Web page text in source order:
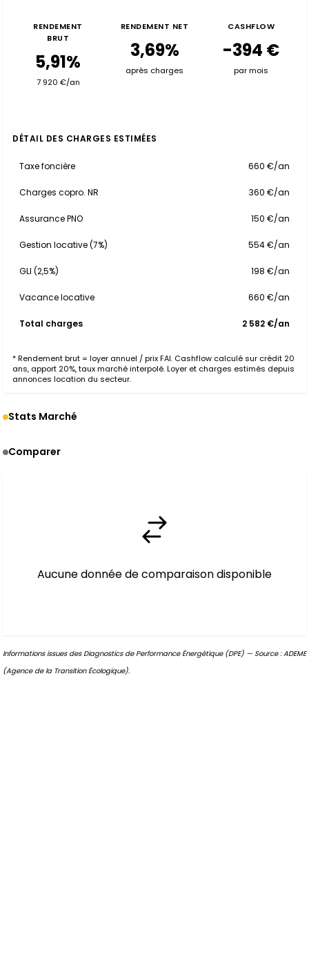
RENDEMENT
BRUT
5,91%
7 920 €/an
RENDEMENT NET
3,69%
après charges
CASHFLOW
-394 €
par mois
DÉTAIL DES CHARGES ESTIMÉES
Taxe foncière 660 €/an
Charges copro. NR 360 €/an
Assurance PNO 150 €/an
Gestion locative (7%) 554 €/an
GLI (2,5%) 198 €/an
Vacance locative 660 €/an
Total charges 2 582 €/an
* Rendement brut = loyer annuel / prix FAI. Cashflow calculé sur crédit 20
ans, apport 20%, taux marché interpolé. Loyer et charges estimés depuis
annonces location du secteur.
Stats Marché
Comparer
Aucune donnée de comparaison disponible
Informations issues des Diagnostics de Performance Énergétique (DPE) — Source : ADEME
(Agence de la Transition Écologique).